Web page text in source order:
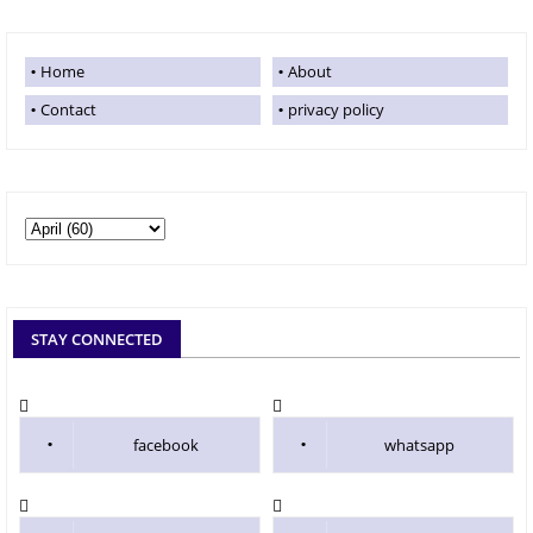
Home
About
Contact
privacy policy
STAY CONNECTED
facebook whatsapp